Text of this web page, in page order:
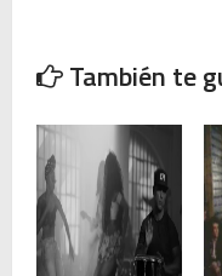
También te